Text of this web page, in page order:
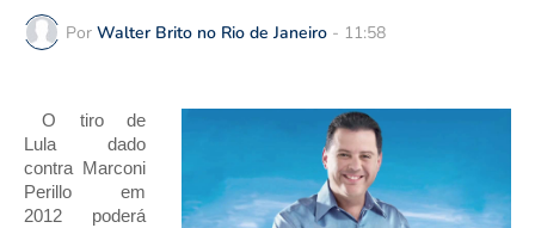
Por Walter Brito no Rio de Janeiro - 11:58
O tiro de
Lula dado
contra Marconi
Perillo em
2012 poderá